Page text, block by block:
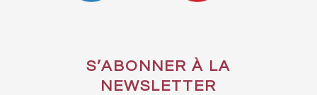
S’ABONNER À LA
NEWSLETTER